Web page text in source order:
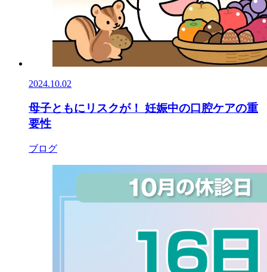
2024.10.02
母子ともにリスクが！ 妊娠中の口腔ケアの重
要性
ブログ